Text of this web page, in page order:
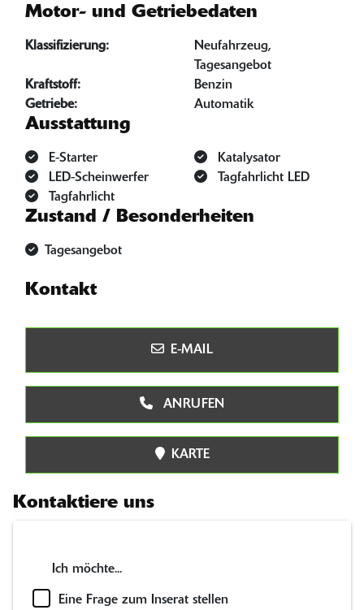
Motor- und Getriebedaten
Klassifizierung:
Neufahrzeug,
Tagesangebot
Kraftstoff:
Benzin
Getriebe:
Automatik
Ausstattung
E-Starter
Katalysator
LED-Scheinwerfer
Tagfahrlicht LED
Tagfahrlicht
Zustand / Besonderheiten
Tagesangebot
Kontakt
E-MAIL
ANRUFEN
KARTE
Kontaktiere uns
Ich möchte...
Eine Frage zum Inserat stellen